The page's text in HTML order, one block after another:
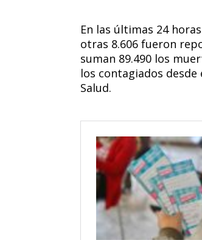
En las últimas 24
otras 8.606 fueron
suman 89.490 los
los contagiados
Salud.